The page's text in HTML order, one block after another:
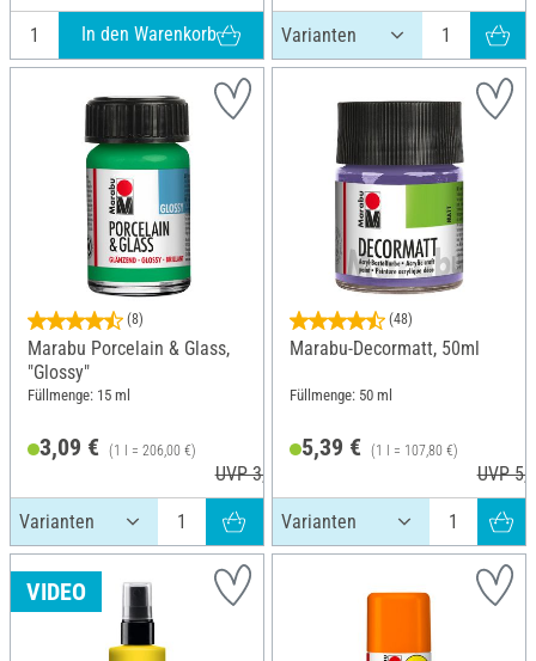
In den Warenkorb
(8)
Marabu Porcelain & Glass,
"Glossy"
Füllmenge: 15 ml
3,09 € (1 l = 206,00 €)
UVP 3,29 €
(48)
Marabu-Decormatt, 50ml
Füllmenge: 50 ml
5,39 € (1 l = 107,80 €)
UVP
VIDEO